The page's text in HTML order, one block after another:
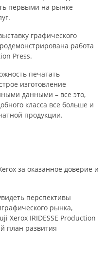
первыми на рынке
графического
работа
Press.
печатать
изготовление
данными – все это,
класса все больше и
продукции.
за оказанное доверие и
перспективы
рынка,
IRIDESSE Production
план развития